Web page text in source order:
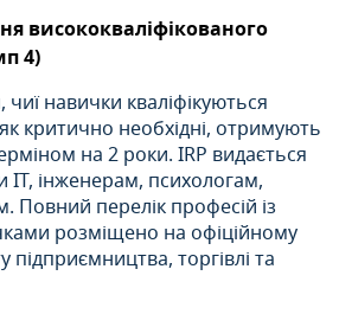
висококваліфікованого
4)
чиї навички кваліфікуються
критично необхідні, отримують
на 2 роки. IRP видається
IT, інженерам, психологам,
Повний перелік професій із
розміщено на офіційному
підприємництва, торгівлі та